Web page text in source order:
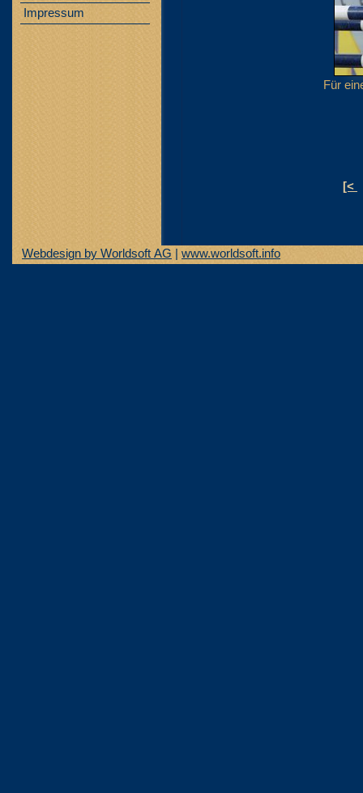
Impressum
Für
[<
Webdesign by Worldsoft AG www.worldsoft.info